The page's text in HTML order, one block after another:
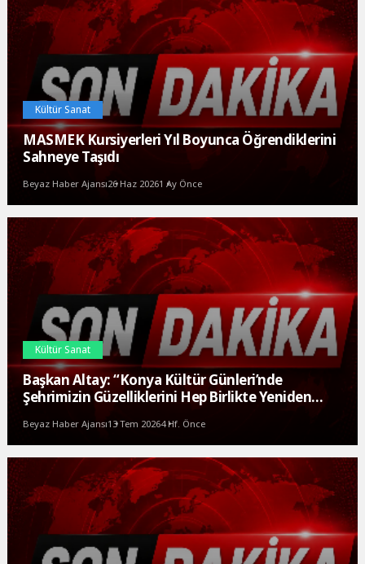
Kültür Sanat
MASMEK Kursiyerleri Yıl Boyunca Öğrendiklerini
Sahneye Taşıdı
Beyaz Haber Ajansı26 Haz 20261 Ay Önce
Kültür Sanat
Başkan Altay: “Konya Kültür Günleri’nde
Şehrimizin Güzelliklerini Hep Birlikte Yeniden
Beyaz Haber Ajansı13 Tem 20264 Hf. Önce